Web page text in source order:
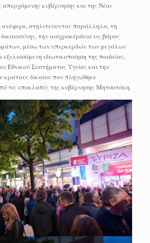
απερχόμενης κυβέρνησης και της Νέας
στηλιτεύοντας παράλληλα, τη
την αισχροκέρδεια εις βάρος
μέσω των υπερκερδών των μεγάλων
εξελισσόμενη ιδιωτικοποίηση της παιδείας,
Εθνικού Συστήματος Υγείας και την
δικαίου που πληγώθηκε
τις υποκλοπές της κυβέρνησης Μητσοτάκη.